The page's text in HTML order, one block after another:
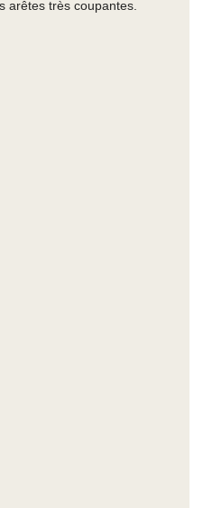
arêtes très coupantes.